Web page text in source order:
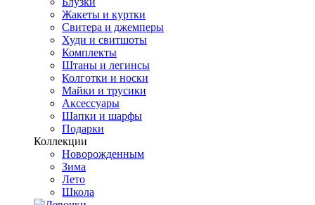
Жакеты и куртки
Свитера и джемперы
Худи и свитшоты
Комплекты
Штаны и легинсы
Колготки и носки
Майки и трусики
Аксессуары
Шапки и шарфы
Подарки
Коллекции
Новорожденным
Зима
Лето
Школа